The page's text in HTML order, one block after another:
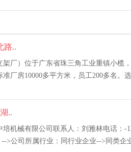
路..
厂）位于广东省珠三角工业重镇小榄
厂房10000多平方米，员工200多名。
..
机械有限公司联系人：刘雅林电话：-
>公司所属行业：同行业企业-->同类企